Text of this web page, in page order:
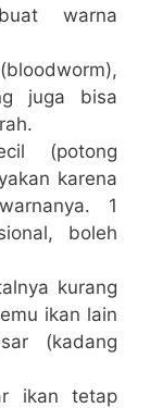
warna
juga bisa
(potong
karena
1
boleh
kurang
ikan lain
(kadang
ikan tetap